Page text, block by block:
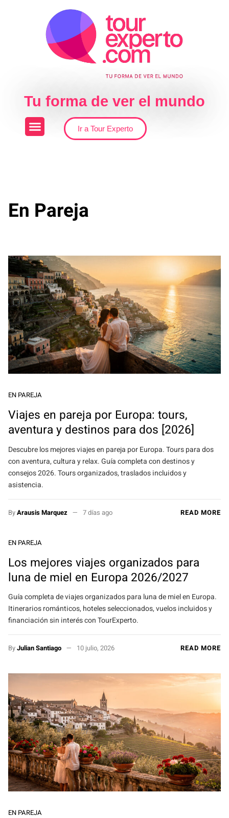
Tu forma de ver el mundo
Ir a Tour Experto
En Pareja
EN PAREJA
Viajes en pareja por Europa: tours,
aventura y destinos para dos [2026]
Descubre los mejores viajes en pareja por Europa. Tours para dos
con aventura, cultura y relax. Guía completa con destinos y
consejos 2026. Tours organizados, traslados incluidos y
asistencia.
ByArausis Marquez 7 días ago READ MORE
EN PAREJA
Los mejores viajes organizados para
luna de miel en Europa 2026/2027
Guía completa de viajes organizados para luna de miel en Europa.
Itinerarios románticos, hoteles seleccionados, vuelos incluidos y
financiación sin interés con TourExperto.
ByJulian Santiago 10 julio, 2026 READ MORE
EN PAREJA